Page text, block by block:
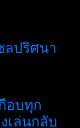
ลปริศนา
อบทุก
เล่นกลับ